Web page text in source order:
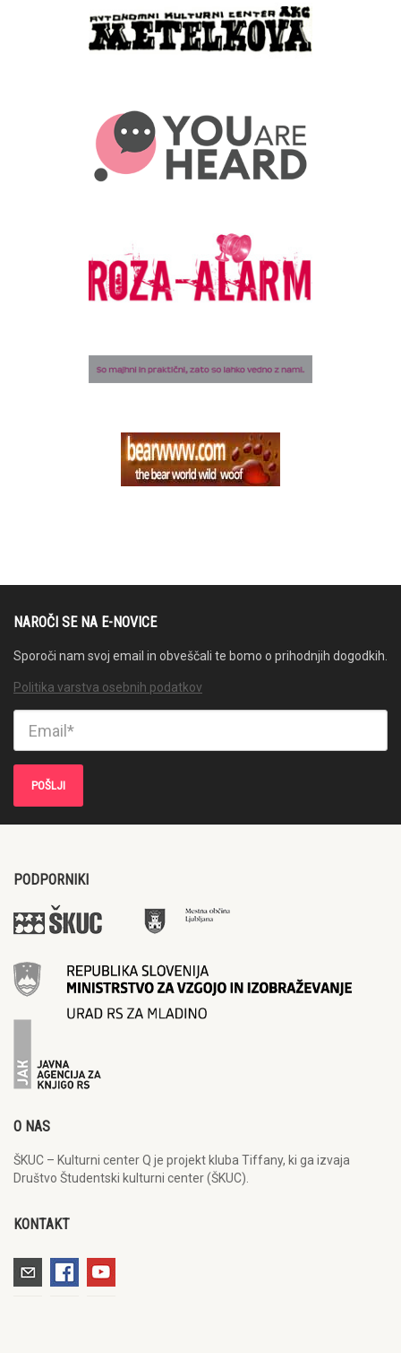
NAROČI SE NA E-NOVICE
Sporoči nam svoj email in obveščali te bomo o prihodnjih dogodkih.
Politika varstva osebnih podatkov
PODPORNIKI
O NAS
ŠKUC – Kulturni center Q je projekt kluba Tiffany, ki ga izvaja
Društvo Študentski kulturni center (ŠKUC).
KONTAKT